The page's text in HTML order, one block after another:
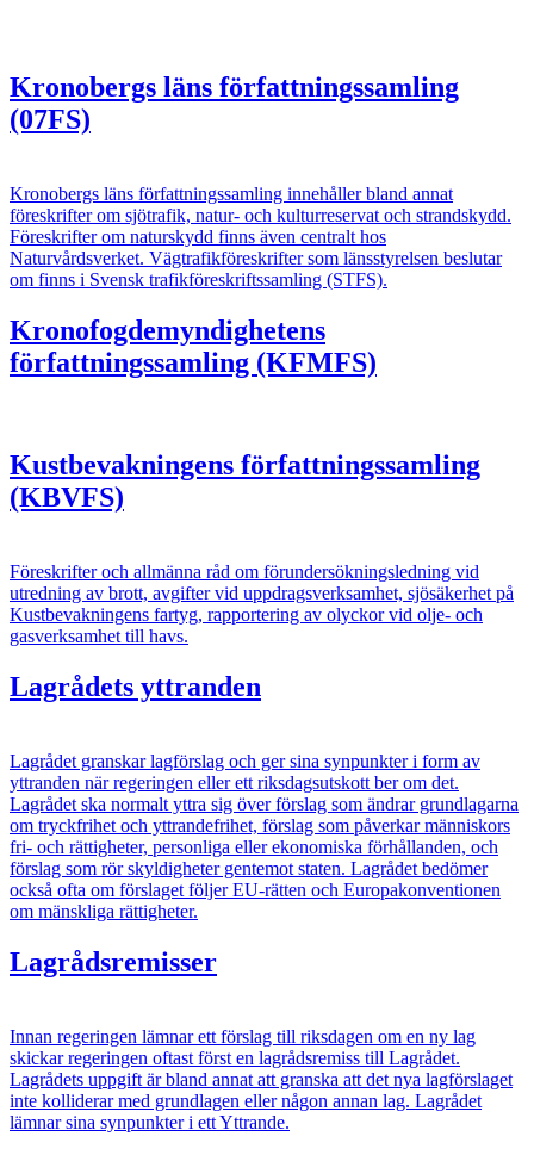
Kronobergs läns författningssamling
(07FS)
Kronobergs läns författningssamling innehåller bland annat
föreskrifter om sjötrafik, natur- och kulturreservat och strandskydd.
Föreskrifter om naturskydd finns även centralt hos
Naturvårdsverket. Vägtrafikföreskrifter som länsstyrelsen beslutar
om finns i Svensk trafikföreskriftssamling (STFS).
Kronofogdemyndighetens
författningssamling (KFMFS)
Kustbevakningens författningssamling
(KBVFS)
Föreskrifter och allmänna råd om förundersökningsledning vid
utredning av brott, avgifter vid uppdragsverksamhet, sjösäkerhet på
Kustbevakningens fartyg, rapportering av olyckor vid olje- och
gasverksamhet till havs.
Lagrådets yttranden
Lagrådet granskar lagförslag och ger sina synpunkter i form av
yttranden när regeringen eller ett riksdagsutskott ber om det.
Lagrådet ska normalt yttra sig över förslag som ändrar grundlagarna
om tryckfrihet och yttrandefrihet, förslag som påverkar människors
fri- och rättigheter, personliga eller ekonomiska förhållanden, och
förslag som rör skyldigheter gentemot staten. Lagrådet bedömer
också ofta om förslaget följer EU-rätten och Europakonventionen
om mänskliga rättigheter.
Lagrådsremisser
Innan regeringen lämnar ett förslag till riksdagen om en ny lag
skickar regeringen oftast först en lagrådsremiss till Lagrådet.
Lagrådets uppgift är bland annat att granska att det nya lagförslaget
inte kolliderar med grundlagen eller någon annan lag. Lagrådet
lämnar sina synpunkter i ett Yttrande.